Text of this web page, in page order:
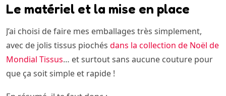
Le matériel et la mise en place
J’ai choisi de faire mes emballages très simplement,
avec de jolis tissus piochés dans la collection de Noël de
Mondial Tissus… et surtout sans aucune couture pour
que ça soit simple et rapide !